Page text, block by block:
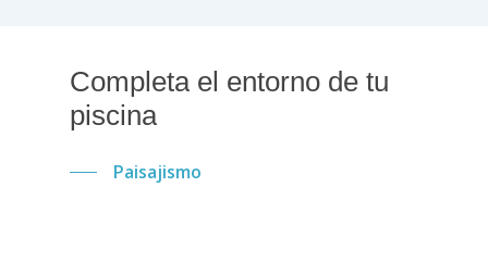
Completa el entorno de tu
piscina
Paisajismo